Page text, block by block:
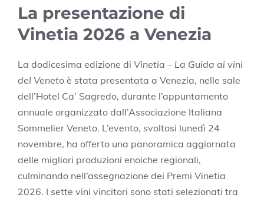
La presentazione di
Vinetia 2026 a Venezia
La dodicesima edizione di Vinetia – La Guida ai vini
del Veneto è stata presentata a Venezia, nelle sale
dell’Hotel Ca’ Sagredo, durante l’appuntamento
annuale organizzato dall’Associazione Italiana
Sommelier Veneto. L’evento, svoltosi lunedì 24
novembre, ha offerto una panoramica aggiornata
delle migliori produzioni enoiche regionali,
culminando nell’assegnazione dei Premi Vinetia
2026. I sette vini vincitori sono stati selezionati tra